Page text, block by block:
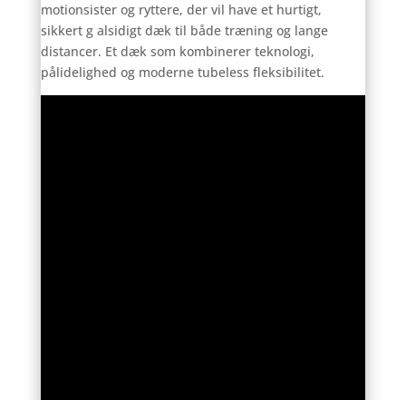
motionsister og ryttere, der vil have et hurtigt,
sikkert g alsidigt dæk til både træning og lange
distancer. Et dæk som kombinerer teknologi,
pålidelighed og moderne tubeless fleksibilitet.